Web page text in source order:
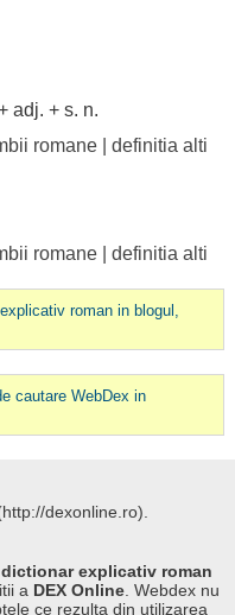
adj. + s. n.
romane| definitia alti
romane| definitia alti
roman in blogul,
cautare WebDex in
dexonline.ro).
dictionar explicativ roman
a DEX Online . Webdex nu
ce rezulta din utilizarea